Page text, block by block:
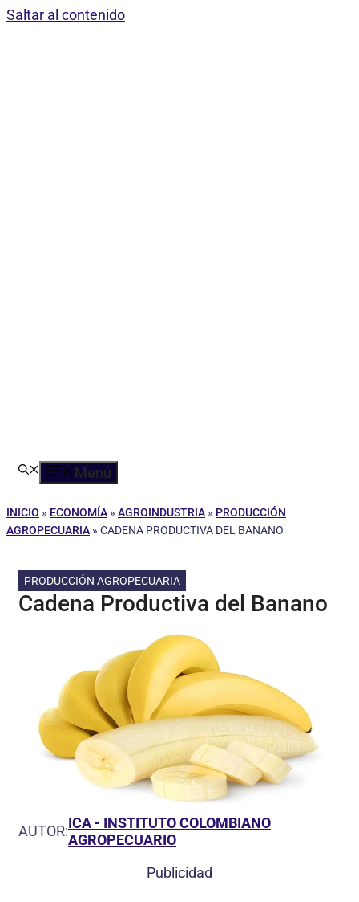
Saltar al contenido
Menú
INICIO » ECONOMÍA » AGROINDUSTRIA » PRODUCCIÓN
AGROPECUARIA » CADENA PRODUCTIVA DEL BANANO
PRODUCCIÓN AGROPECUARIA
Cadena Productiva del Banano
AUTOR:ICA - INSTITUTO COLOMBIANO
AGROPECUARIO
Publicidad